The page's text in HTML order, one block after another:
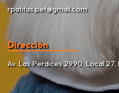
rpatitas.pet@gmail.com
Dirección
Av. Las Perdices 2990, Local 27,